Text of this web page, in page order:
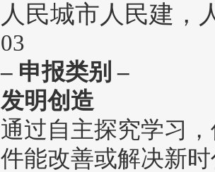
人民城市人民建，
03
– 申报类别 –
发明创造
通过自主探究学习
件能改善或解决新